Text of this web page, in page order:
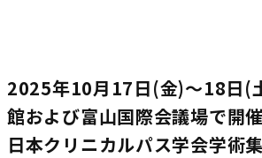
2025年10月17日(金)～18日(
館および富山国際会議場で開
日本クリニカルパス学会学術